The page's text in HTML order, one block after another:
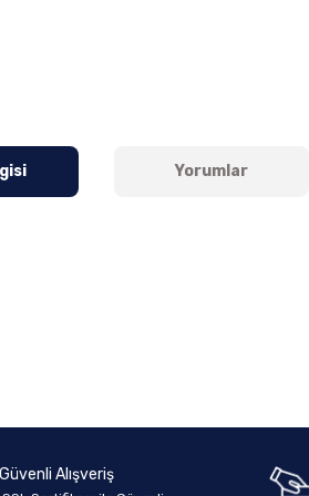
Yorumlar
sitelerden daha pahalı.
Alışveriş